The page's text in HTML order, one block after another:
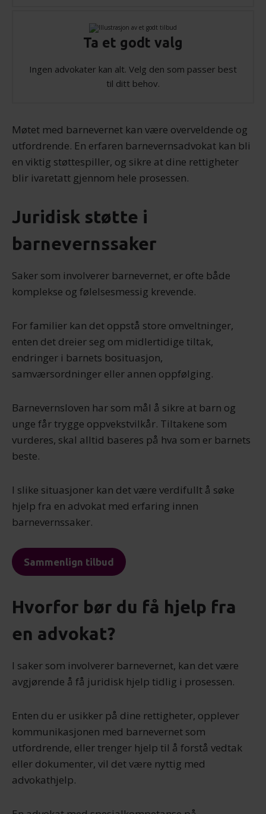
Ta et godt valg
Ingen advokater kan alt. Velg den som passer best
til ditt behov.
Møtet med barnevernet kan være overveldende og
utfordrende. En erfaren barnevernsadvokat kan bli
en viktig støttespiller, og sikre at dine rettigheter
blir ivaretatt gjennom hele prosessen.
Juridisk støtte i
barnevernssaker
Saker som involverer barnevernet, er ofte både
komplekse og følelsesmessig krevende.
For familier kan det oppstå store omveltninger,
enten det dreier seg om midlertidige tiltak,
endringer i barnets bosituasjon,
samværsordninger eller annen oppfølging.
Barnevernsloven har som mål å sikre at barn og
unge får trygge oppvekstvilkår. Tiltakene som
vurderes, skal alltid baseres på hva som er barnets
beste.
I slike situasjoner kan det være verdifullt å søke
hjelp fra en advokat med erfaring innen
barnevernssaker.
Sammenlign tilbud
Hvorfor bør du få hjelp fra
en advokat?
I saker som involverer barnevernet, kan det være
avgjørende å få juridisk hjelp tidlig i prosessen.
Enten du er usikker på dine rettigheter, opplever
kommunikasjonen med barnevernet som
utfordrende, eller trenger hjelp til å forstå vedtak
eller dokumenter, vil det være nyttig med
advokathjelp.